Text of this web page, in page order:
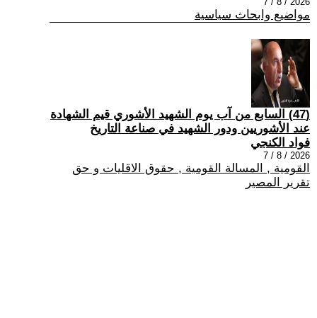
مواضيع وابحاث سياسية
(47) السابع من آب يوم الشهيد الأشوري قيم الشهادة
عند الأشوريين ودور الشهيد في صناعة التاريخ
فواد الكنجي
2026 / 8 / 7
القومية , المسالة القومية , حقوق الاقليات و حق
تقرير المصير